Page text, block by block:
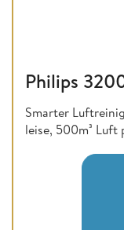
Philips
Smarter
leise, 500m³ Luft